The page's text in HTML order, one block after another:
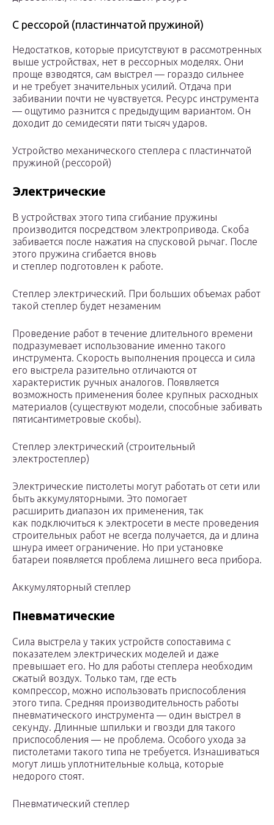
С рессорой (пластинчатой пружиной)
Недостатков, которые присутствуют в рассмотренных
выше устройствах, нет в рессорных моделях. Они
проще взводятся, сам выстрел — гораздо сильнее
и не требует значительных усилий. Отдача при
забивании почти не чувствуется. Ресурс инструмента
— ощутимо разнится с предыдущим вариантом. Он
доходит до семидесяти пяти тысяч ударов.
Устройство механического степлера с пластинчатой
пружиной (рессорой)
Электрические
В устройствах этого типа сгибание пружины
производится посредством электропривода. Скоба
забивается после нажатия на спусковой рычаг. После
этого пружина сгибается вновь
и степлер подготовлен к работе.
Степлер электрический. При больших объемах работ
такой степлер будет незаменим
Проведение работ в течение длительного времени
подразумевает использование именно такого
инструмента. Скорость выполнения процесса и сила
его выстрела разительно отличаются от
характеристик ручных аналогов. Появляется
возможность применения более крупных расходных
материалов (существуют модели, способные забивать
пятисантиметровые скобы).
Степлер электрический (строительный
электростеплер)
Электрические пистолеты могут работать от сети или
быть аккумуляторными. Это помогает
расширить диапазон их применения, так
как подключиться к электросети в месте проведения
строительных работ не всегда получается, да и длина
шнура имеет ограничение. Но при установке
батареи появляется проблема лишнего веса прибора.
Аккумуляторный степлер
Пневматические
Сила выстрела у таких устройств сопоставима с
показателем электрических моделей и даже
превышает его. Но для работы степлера необходим
сжатый воздух. Только там, где есть
компрессор, можно использовать приспособления
этого типа. Средняя производительность работы
пневматического инструмента — один выстрел в
секунду. Длинные шпильки и гвозди для такого
приспособления — не проблема. Особого ухода за
пистолетами такого типа не требуется. Изнашиваться
могут лишь уплотнительные кольца, которые
недорого стоят.
Пневматический степлер